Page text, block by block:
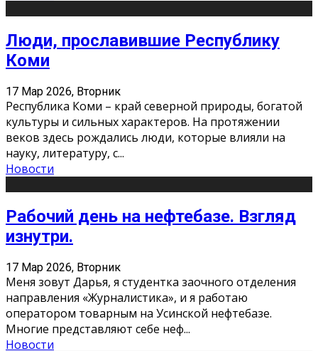
Люди, прославившие Республику
Коми
17 Мар 2026, Вторник
Республика Коми – край северной природы, богатой
культуры и сильных характеров. На протяжении
веков здесь рождались люди, которые влияли на
науку, литературу, с...
Новости
Рабочий день на нефтебазе. Взгляд
изнутри.
17 Мар 2026, Вторник
Меня зовут Дарья, я студентка заочного отделения
направления «Журналистика», и я работаю
оператором товарным на Усинской нефтебазе.
Многие представляют себе неф...
Новости